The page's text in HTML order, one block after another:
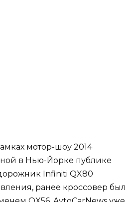
мотор-шоу 2014
в Нью-Йорке публике
Infiniti QX80
ранее кроссовер был